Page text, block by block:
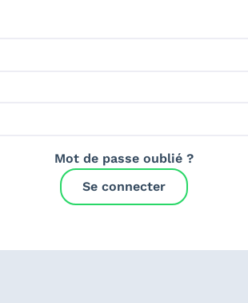
Mot de passe oublié ?
Se connecter